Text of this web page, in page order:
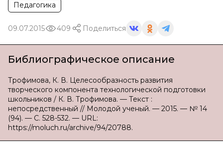
Педагогика
09.07.2015 409 Поделиться
Библиографическое описание
Трофимова, К. В. Целесообразность развития
творческого компонента технологической подготовки
школьников / К. В. Трофимова. — Текст :
непосредственный // Молодой ученый. — 2015. — № 14
(94). — С. 528-532. — URL:
https://moluch.ru/archive/94/20788.